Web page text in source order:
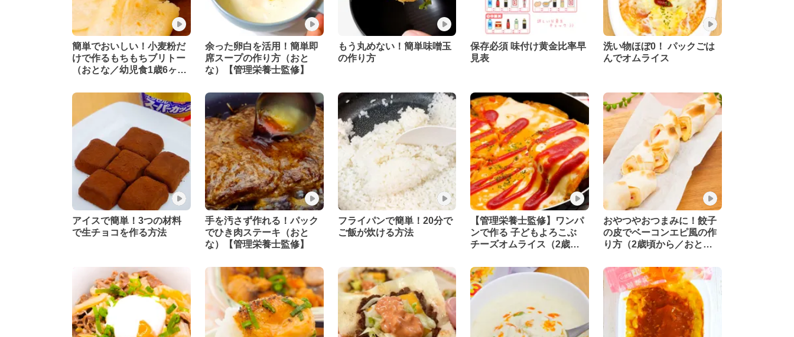
簡単でおいしい！小麦粉だ
けで作るもちもちブリトー
（おとな／幼児食1歳6ヶ月
修】
余った卵白を活用！簡単即
席スープの作り方（おと
な）【管理栄養士監修】
もう丸めない！簡単味噌玉
の作り方
保存必須 味付け黄金比率早
見表
洗い物ほぼ0！ パックごは
んでオムライス
アイスで簡単！3つの材料
で生チョコを作る方法
手を汚さず作れる！パック
でひき肉ステーキ（おと
な）【管理栄養士監修】
フライパンで簡単！20分で
ご飯が炊ける方法
【管理栄養士監修】ワンパ
ンで作る 子どもよろこぶ
チーズオムライス（2歳頃
おやつやおつまみに！餃子
の皮でベーコンエピ風の作
り方（2歳頃から／おと